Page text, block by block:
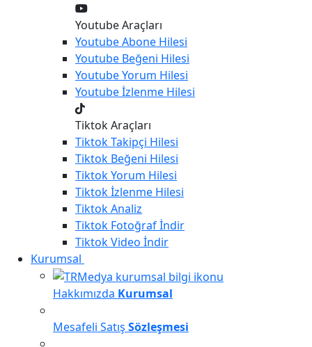
Youtube Araçları
YoutubeAbone Hilesi
Youtube Beğeni Hilesi
YoutubeYorum Hilesi
Youtubeİzlenme Hilesi
Tiktok Araçları
TiktokTakipçi Hilesi
Tiktok Beğeni Hilesi
TiktokYorum Hilesi
Tiktokİzlenme Hilesi
TiktokAnaliz
Tiktok Fotoğraf İndir
TiktokVideo İndir
Kurumsal
Hakkımızda Kurumsal
Mesafeli Satış Sözleşmesi